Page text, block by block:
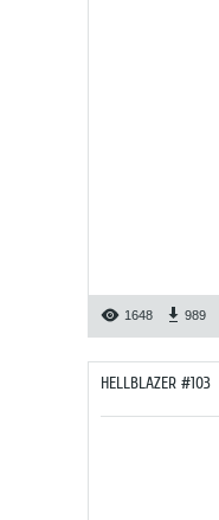
1648 989
HELLBLAZER #103